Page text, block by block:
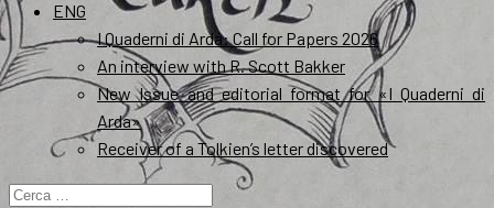
ENG
I Quaderni di Arda: Call for Papers 2026
An interview with R. Scott Bakker
New Issue and editorial format for «I Quaderni di
Arda»
Receiver of a Tolkien’s letter discovered
Ricerca